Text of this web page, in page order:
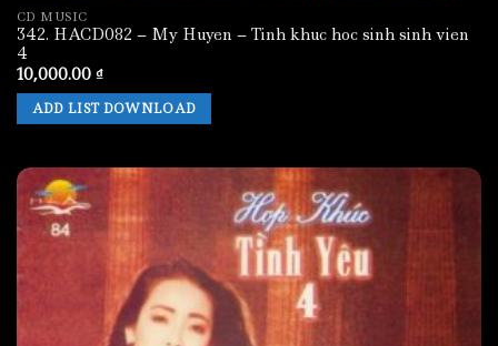
CD MUSIC
342. HACD082 – My Huyen – Tinh khuc hoc sinh sinh vien
4
10,000.00 ₫
ADD LIST DOWNLOAD